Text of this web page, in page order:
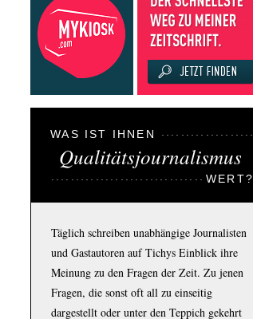
WAS IST IHNEN
Qualitätsjournalismus
WERT?
Täglich schreiben unabhängige Journalisten
und Gastautoren auf Tichys Einblick ihre
Meinung zu den Fragen der Zeit. Zu jenen
Fragen, die sonst oft all zu einseitig
dargestellt oder unter den Teppich gekehrt